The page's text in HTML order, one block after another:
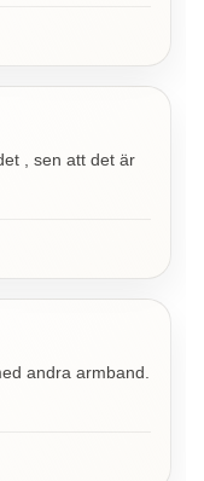
, sen att det är
andra armband.